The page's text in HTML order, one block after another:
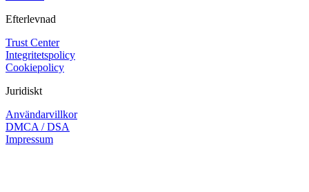
Efterlevnad
Trust Center
Integritetspolicy
Cookiepolicy
Juridiskt
Användarvillkor
DMCA / DSA
Impressum